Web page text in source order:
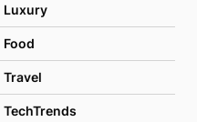
Luxury
Food
Travel
TechTrends